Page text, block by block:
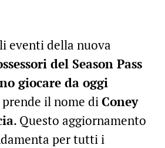
eventi della nuova
del Season Pass
giocare da oggi
prende il nome diConey
. Questo aggiornamento
per tutti i